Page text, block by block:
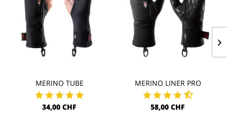
MERINO TUBE
34,00 CHF
MERINO LINER PRO
58,00 CHF